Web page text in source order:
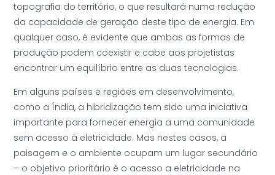
topografia do território, o que resultará numa redução
da capacidade de geração deste tipo de energia. Em
qualquer caso, é evidente que ambas as formas de
produção podem coexistir e cabe aos projetistas
encontrar um equilíbrio entre as duas tecnologias.
Em alguns países e regiões em desenvolvimento,
como a Índia, a hibridização tem sido uma iniciativa
importante para fornecer energia a uma comunidade
sem acesso à eletricidade. Mas nestes casos, a
paisagem e o ambiente ocupam um lugar secundário
– o objetivo prioritário é o acesso a eletricidade na